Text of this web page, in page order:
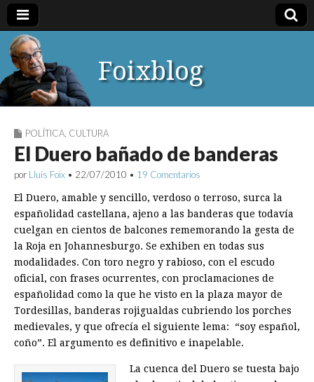
Foixblog
POLÍTICA CULTURA
El Duero bañado de banderas
por Lluís Foix • 22/07/2010 • 19 Comentarios
El Duero, amable y sencillo, verdoso o terroso, surca la
españolidad castellana, ajeno a las banderas que todavía
cuelgan en cientos de balcones rememorando la gesta de
la Roja en Johannesburgo. Se exhiben en todas sus
modalidades. Con toro negro y rabioso, con el escudo
oficial, con frases ocurrentes, con proclamaciones de
españolidad como la que he visto en la plaza mayor de
Tordesillas, banderas rojigualdas cubriendo los porches
medievales, y que ofrecía el siguiente lema: “soy español,
coño”. El argumento es definitivo e inapelable.
La cuenca del Duero se tuesta bajo